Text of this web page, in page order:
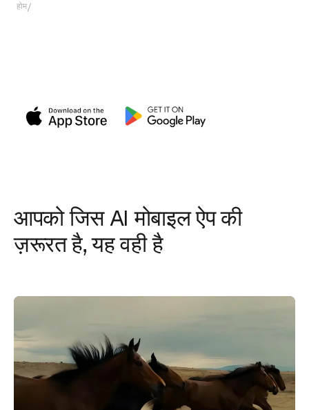
होम/
आपको जिस AI मोबाइल ऐप की
ज़रूरत है, यह वही है